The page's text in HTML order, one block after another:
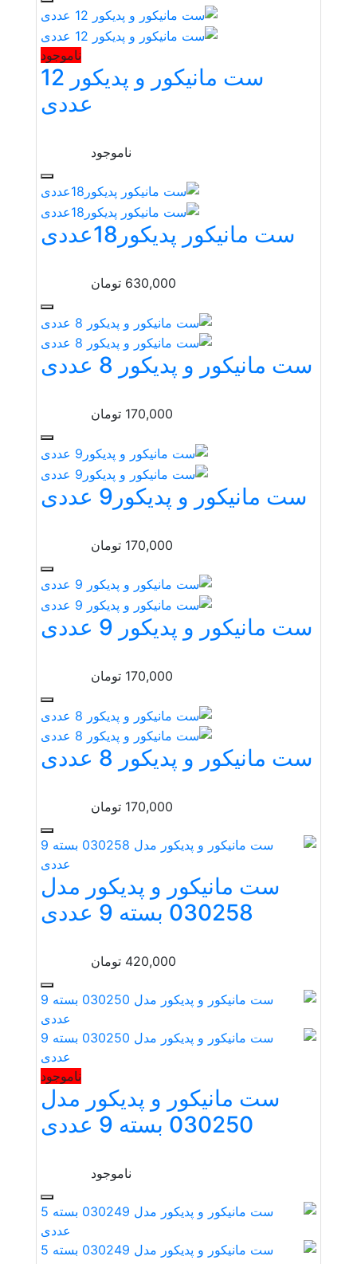
ناموجود
ست مانیکور و پدیکور 12
عددی
ناموجود
ست مانیکور پدیکور18عددی
630,000 تومان
ست مانیکور و پدیکور 8 عددی
170,000 تومان
ست مانیکور و پدیکور9 عددی
170,000 تومان
ست مانیکور و پدیکور 9 عددی
170,000 تومان
ست مانیکور و پدیکور 8 عددی
170,000 تومان
ست مانیکور و پدیکور مدل
030258 بسته 9 عددی
420,000 تومان
ناموجود
ست مانیکور و پدیکور مدل
030250 بسته 9 عددی
ناموجود